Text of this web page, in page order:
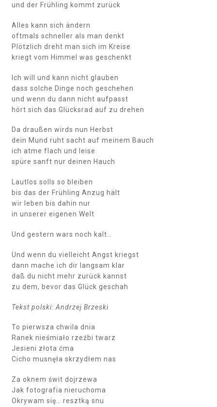
und der Frühling kommt zurück
Alles kann sich ändern
oftmals schneller als man denkt
Plötzlich dreht man sich im Kreise
kriegt vom Himmel was geschenkt
Ich will und kann nicht glauben
dass solche Dinge noch geschehen
und wenn du dann nicht aufpasst
hört sich das Glücksrad auf zu drehen
Da draußen wirds nun Herbst
dein Mund ruht sacht auf meinem Bauch
ich atme flach und leise
spüre sanft nur deinen Hauch
Lautlos solls so bleiben
bis das der Frühling Anzug hält
wir leben bis dahin nur
in unserer eigenen Welt
Und gestern wars noch kalt…
Und wenn du vielleicht Angst kriegst
dann mache ich dir langsam klar
daß du nicht mehr zurück kannst
zu dem, bevor das Glück geschah
Tekst polski: Andrzej Brzeski
To pierwsza chwila dnia
Ranek nieśmiało rzeźbi twarz
Jesieni złota ćma
Cicho musnęła skrzydłem nas
Za oknem świt dojrzewa
Jak fotografia nieruchoma
Okrywam się… resztką snu